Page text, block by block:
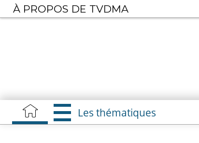
Aller
au
Les thématiques
À PROPOS DE TVDMA